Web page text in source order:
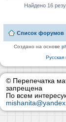
Найдено 16
Список форумов
Создано на основе
© Перепечатка
запрещена
По всем